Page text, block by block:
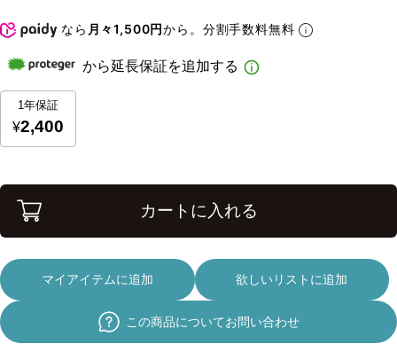
なら 月々1,500円から。分割手数料無料
カートに入れる
マイアイテムに追加 欲しいリストに追加
この商品についてお問い合わせ